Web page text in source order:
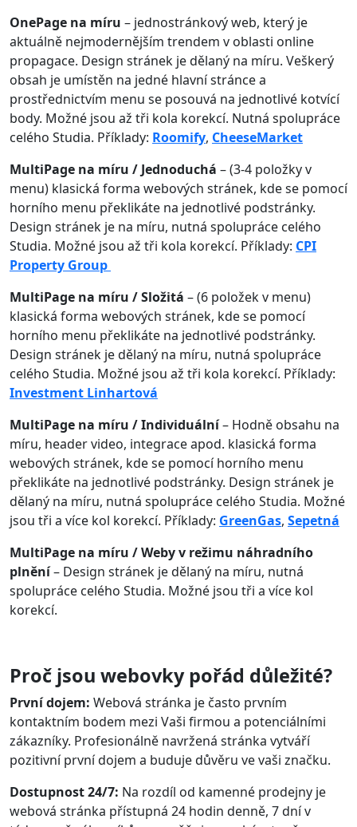
OnePage na míru – jednostránkový web, který je
aktuálně nejmodernějším trendem v oblasti online
propagace. Design stránek je dělaný na míru. Veškerý
obsah je umístěn na jedné hlavní stránce a
prostřednictvím menu se posouvá na jednotlivé kotvící
body. Možné jsou až tři kola korekcí. Nutná spolupráce
celého Studia. Příklady: Roomify, CheeseMarket
MultiPage na míru / Jednoduchá – (3-4 položky v
menu) klasická forma webových stránek, kde se pomocí
horního menu překlikáte na jednotlivé podstránky.
Design stránek je na míru, nutná spolupráce celého
Studia. Možné jsou až tři kola korekcí. Příklady: CPI
Property Group
MultiPage na míru / Složitá – (6 položek v menu)
klasická forma webových stránek, kde se pomocí
horního menu překlikáte na jednotlivé podstránky.
Design stránek je dělaný na míru, nutná spolupráce
celého Studia. Možné jsou až tři kola korekcí. Příklady:
Investment Linhartová
MultiPage na míru / Individuální– Hodně obsahu na
míru, header video, integrace apod. klasická forma
webových stránek, kde se pomocí horního menu
překlikáte na jednotlivé podstránky. Design stránek je
dělaný na míru, nutná spolupráce celého Studia. Možné
jsou tři a více kol korekcí. Příklady: GreenGas, Sepetná
MultiPage na míru / Weby v režimu náhradního
plnění– Design stránek je dělaný na míru, nutná
spolupráce celého Studia. Možné jsou tři a více kol
korekcí.
Proč jsou webovky pořád důležité?
První dojem: Webová stránka je často prvním
kontaktním bodem mezi Vaši firmou a potenciálními
zákazníky. Profesionálně navržená stránka vytváří
pozitivní první dojem a buduje důvěru ve vaši značku.
Dostupnost 24/7: Na rozdíl od kamenné prodejny je
webová stránka přístupná 24 hodin denně, 7 dní v